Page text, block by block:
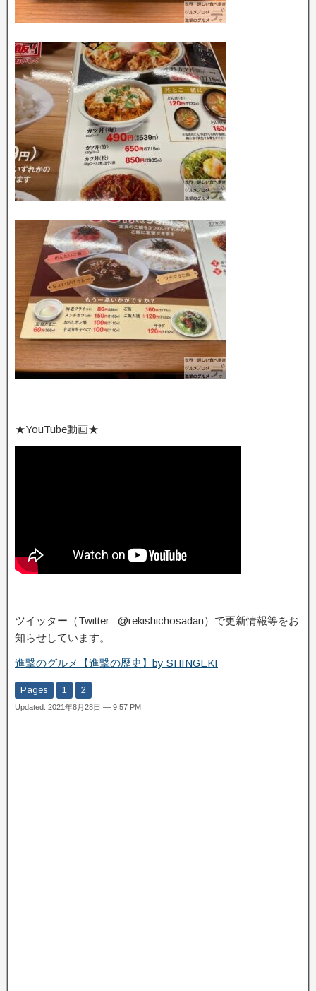
★YouTube動画★
ツイッター（Twitter : @rekishichosadan）で更新情報等をお
知らせしています。
進撃のグルメ【進撃の歴史】by SHINGEKI
Pages 1 2
Updated: 2021年8月28日 — 9:57 PM